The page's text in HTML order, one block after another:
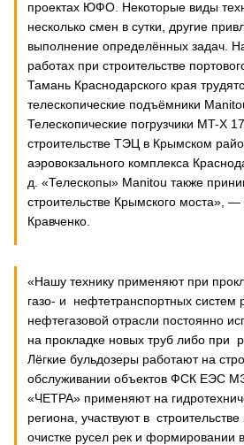
проектах ЮФО. Некоторые виды
несколько смен в сутки, другие
выполнение определённых задач.
работах при строительстве
Тамань Краснодарского края
телескопические подъёмники
Телескопические погрузчики MT-X
строительстве ТЭЦ в Крымском
аэровокзального комплекса
д. «Телескопы» Manitou также
строительстве Крымского моста»,
Кравченко.
«Нашу технику применяют при
газо- и нефтетранспортных систем
нефтегазовой отрасли постоянно
на прокладке новых труб либо при
Лёгкие бульдозеры работают на
обслуживании объектов ФСК ЕЭС
«ЧЕТРА» применяют на
региона, участвуют в
очистке русел рек и формировании